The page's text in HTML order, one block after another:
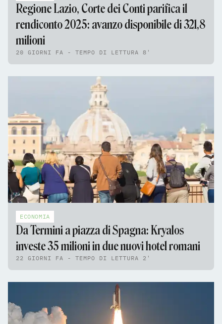
Regione Lazio, Corte dei Conti parifica il
rendiconto 2025: avanzo disponibile di 321,8
milioni
20 GIORNI FA - TEMPO DI LETTURA 8'
ECONOMIA
Da Termini a piazza di Spagna: Kryalos
investe 35 milioni in due nuovi hotel romani
22 GIORNI FA - TEMPO DI LETTURA 2'